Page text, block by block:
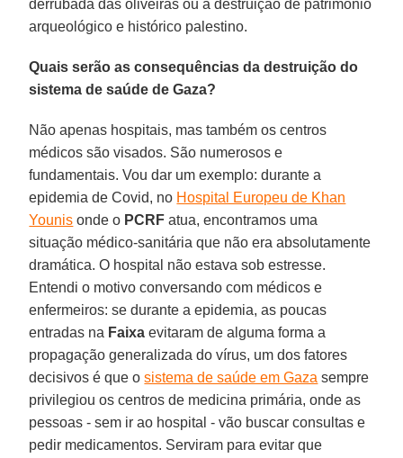
derrubada das oliveiras ou à destruição de patrimônio
arqueológico e histórico palestino.
Quais serão as consequências da destruição do
sistema de saúde de Gaza?
Não apenas hospitais, mas também os centros
médicos são visados. São numerosos e
fundamentais. Vou dar um exemplo: durante a
epidemia de Covid, no Hospital Europeu de Khan
Younis onde o PCRFatua, encontramos uma
situação médico-sanitária que não era absolutamente
dramática. O hospital não estava sob estresse.
Entendi o motivo conversando com médicos e
enfermeiros: se durante a epidemia, as poucas
entradas na Faixa evitaram de alguma forma a
propagação generalizada do vírus, um dos fatores
decisivos é que osistema de saúde em Gaza sempre
privilegiou os centros de medicina primária, onde as
pessoas - sem ir ao hospital - vão buscar consultas e
pedir medicamentos. Serviram para evitar que